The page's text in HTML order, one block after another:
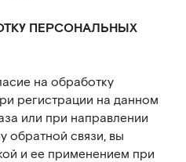
ПЕРСОНАЛЬНЫХ
на обработку
регистрации на данном
или при направлении
связи, вы
и ее применением при